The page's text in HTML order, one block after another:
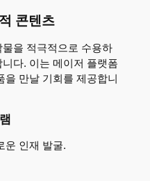
콘텐츠
을 적극적으로 수용하
다. 이는 메이저 플랫폼
을 만날 기회를 제공합니
운 인재 발굴.